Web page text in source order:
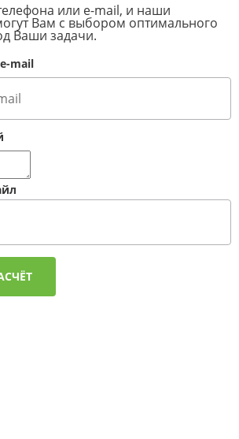
или e-mail, и наши
Вам с выбором оптимального
Ваши задачи.
mail